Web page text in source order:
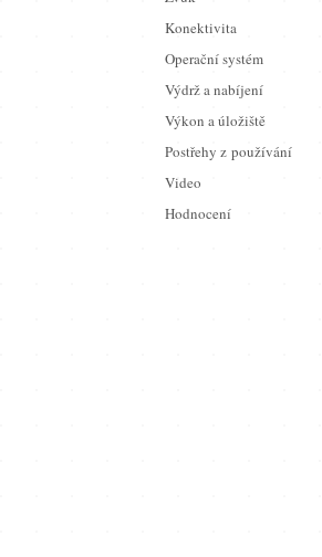
Konektivita
Operační systém
Výdrž a nabíjení
Výkon a úložiště
Postřehy z používání
Video
Hodnocení